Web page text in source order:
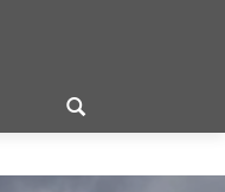
Abrir
a